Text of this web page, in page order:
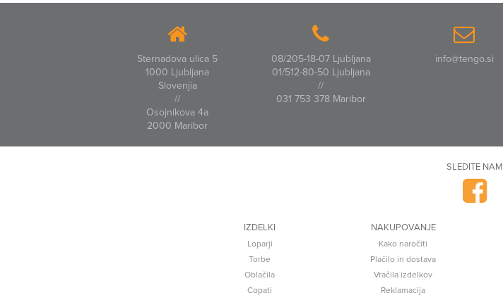
Sternadova ulica 5
1000 Ljubljana
Slovenjia
//
Osojnikova 4a
2000 Maribor
08/205-18-07 Ljubljana
01/512-80-50 Ljubljana
//
031 753 378 Maribor
info@tengo.si
SLEDITE NAM
IZDELKI
Loparji
Torbe
Oblačila
Copati
NAKUPOVANJE
Kako naročiti
Plačilo in dostava
Vračila izdelkov
Reklamacija